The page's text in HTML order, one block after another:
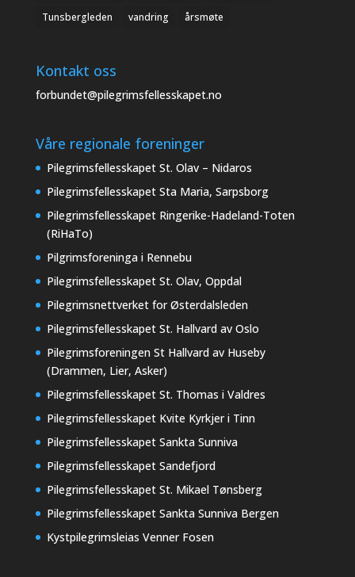
Tunsbergleden
vandring årsmøte
Kontakt oss
forbundet@pilegrimsfellesskapet.no
Våre regionale foreninger
Pilegrimsfellesskapet St. Olav – Nidaros
Pilegrimsfellesskapet Sta Maria, Sarpsborg
Pilegrimsfellesskapet Ringerike-Hadeland-Toten
(RiHaTo)
Pilgrimsforeninga i Rennebu
Pilegrimsfellesskapet St. Olav, Oppdal
Pilegrimsnettverket for Østerdalsleden
Pilegrimsfellesskapet St. Hallvard av Oslo
Pilegrimsforeningen St Hallvard av Huseby
(Drammen, Lier, Asker)
Pilegrimsfellesskapet St. Thomas i Valdres
Pilegrimsfellesskapet Kvite Kyrkjer i Tinn
Pilegrimsfellesskapet Sankta Sunniva
Pilegrimsfellesskapet Sandefjord
Pilegrimsfellesskapet St. Mikael Tønsberg
Pilegrimsfellesskapet Sankta Sunniva Bergen
Kystpilegrimsleias Venner Fosen